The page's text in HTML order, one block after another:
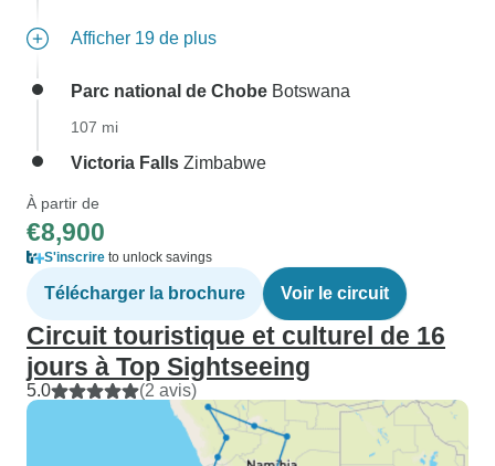
Afficher 19 de plus
Parc national de Chobe Botswana
107 mi
Victoria Falls Zimbabwe
À partir de
€8,900
S'inscrire to unlock savings
Télécharger la brochure Voir le circuit
Circuit touristique et culturel de 16
jours à Top Sightseeing
5.0 (2 avis)